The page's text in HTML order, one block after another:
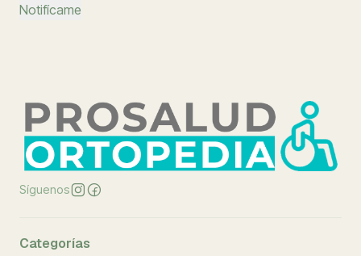
Notifícame
Síguenos
Categorías